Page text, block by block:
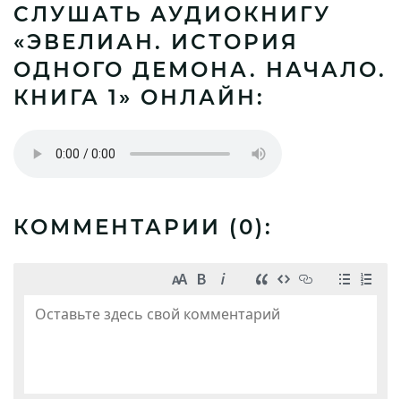
СЛУШАТЬ АУДИОКНИГУ
«ЭВЕЛИАН. ИСТОРИЯ
ОДНОГО ДЕМОНА. НАЧАЛО.
КНИГА 1» ОНЛАЙН:
КОММЕНТАРИИ (0):